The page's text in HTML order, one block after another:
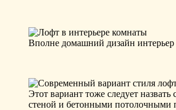
Вполне домашний дизайн интерьер
Этот вариант тоже следует
стеной и бетонными потолочными